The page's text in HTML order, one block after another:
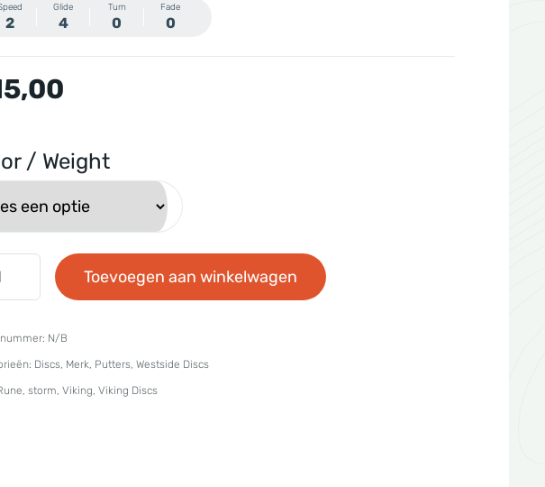
2
Glide
4
Turn
0
Fade
0
/ Weight
Toevoegen aan winkelwagen
N/B
Discs, Merk, Putters, Westside Discs
, storm, Viking, Viking Discs